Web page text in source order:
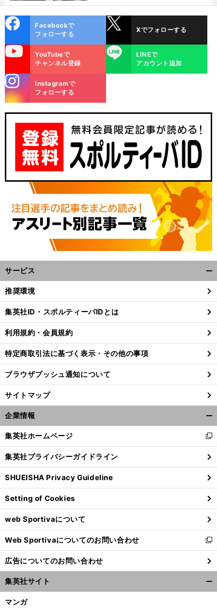
ok
Facebookで
フォローする
Xでフォローする
YouTubeで
チャンネル登録
LINE
LINEで
アカウント追加
m
Instagramで
フォローする
サービス
閉
る
推奨環境
集英社ID・スポルティーバIDとは
利用規約・会員規約
特定商取引法に基づく表示・その他の事項
ブラウザプッシュ通知について
サイトマップ
企業情報
閉
る
集英社ホームページ
新
し
い
ウ
ィ
ン
ド
ウ
で
開
く
集英社プライバシーガイドライン
SHUEISHA Privacy Guideline
Setting of Cookies
web Sportivaについて
Web Sportivaについてのお問い合わせ
新
し
い
ウ
ィ
ン
広告についてのお問い合わせ
集英社サイト
マンガ